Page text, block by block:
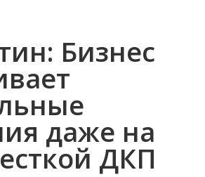
Бизнес
даже на
ДКП